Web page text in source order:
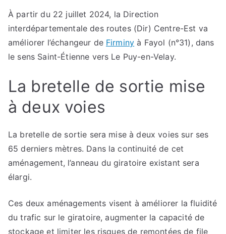
À partir du 22 juillet 2024, la Direction
interdépartementale des routes (Dir) Centre-Est va
améliorer l’échangeur de Firminy à Fayol (n°31), dans
le sens Saint-Étienne vers Le Puy-en-Velay.
La bretelle de sortie mise
à deux voies
La bretelle de sortie sera mise à deux voies sur ses
65 derniers mètres. Dans la continuité de cet
aménagement, l’anneau du giratoire existant sera
élargi.
Ces deux aménagements visent à améliorer la fluidité
du trafic sur le giratoire, augmenter la capacité de
stockage et limiter les risques de remontées de file